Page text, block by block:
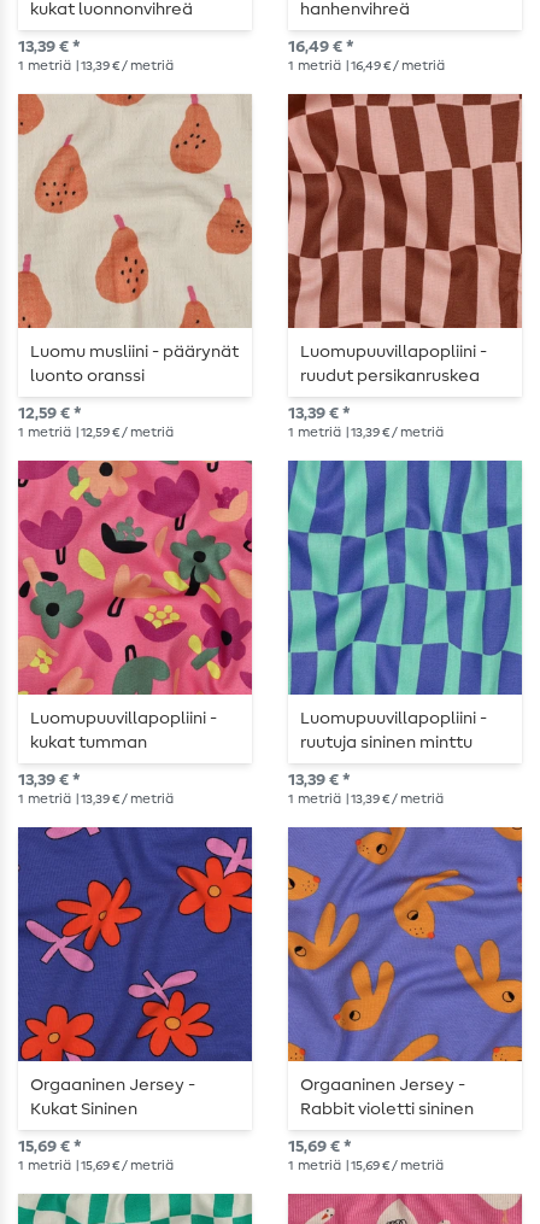
kukat luonnonvihreä
13,39 € *
1 metriä | 13,39 € / metriä
hanhenvihreä
16,49 € *
1 metriä | 16,49 € / metriä
Luomu musliini - päärynät
luonto oranssi
12,59 € *
1 metriä | 12,59 € / metriä
Luomupuuvillapopliini -
ruudut persikanruskea
13,39 € *
1 metriä | 13,39 € / metriä
Luomupuuvillapopliini -
kukat tumman
vaaleanpunainen
13,39 € *
1 metriä | 13,39 € / metriä
Luomupuuvillapopliini -
ruutuja sininen minttu
13,39 € *
1 metriä | 13,39 € / metriä
Orgaaninen Jersey -
Kukat Sininen
15,69 € *
1 metriä | 15,69 € / metriä
Orgaaninen Jersey -
Rabbit violetti sininen
15,69 € *
1 metriä | 15,69 € / metriä